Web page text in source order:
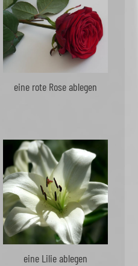
eine rote Rose ablegen
eine Lilie ablegen